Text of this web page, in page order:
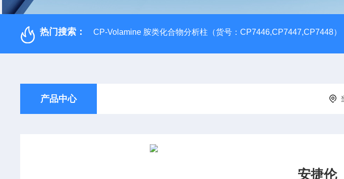
热门搜索： CP-Volamine 胺类化合物分析柱（货号：CP7446,CP7447,CP7448）
产品中心
安捷伦